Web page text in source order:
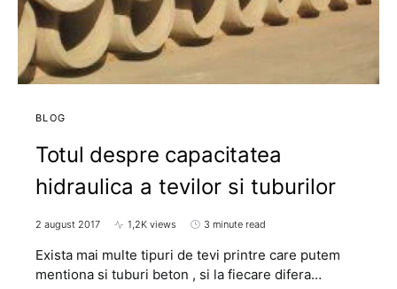
BLOG
Totul despre capacitatea
hidraulica a tevilor si tuburilor
2 august 2017 1,2K views 3 minute read
Exista mai multe tipuri de tevi printre care putem
mentiona si tuburi beton , si la fiecare difera…